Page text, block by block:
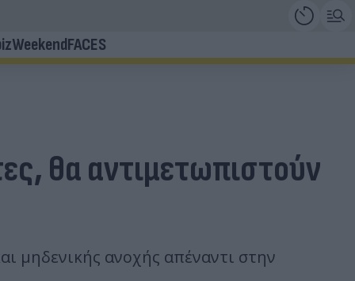
WeekendFACES
θα αντιμετωπιστούν
μηδενικής ανοχής απέναντι στην